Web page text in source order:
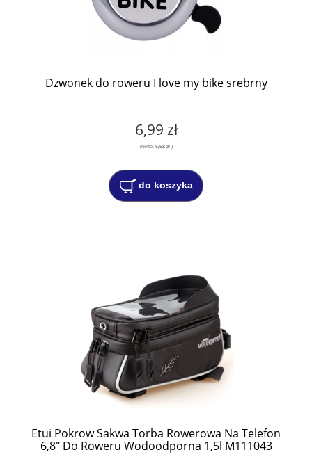
Dzwonek do roweru I love my bike srebrny
6,99 zł
(netto: 5,68 zł)
do koszyka
Etui Pokrow Sakwa Torba Rowerowa Na Telefon
6,8" Do Roweru Wodoodporna 1,5l M111043